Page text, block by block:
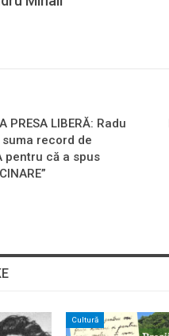
PRESA LIBERĂ: Radu
record de
pentru că a spus
Cultură